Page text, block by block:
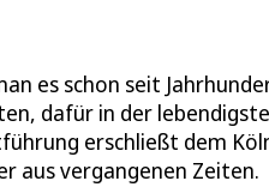
es schon seit
dafür in der
erschließt dem
aus vergangenen Zeiten.